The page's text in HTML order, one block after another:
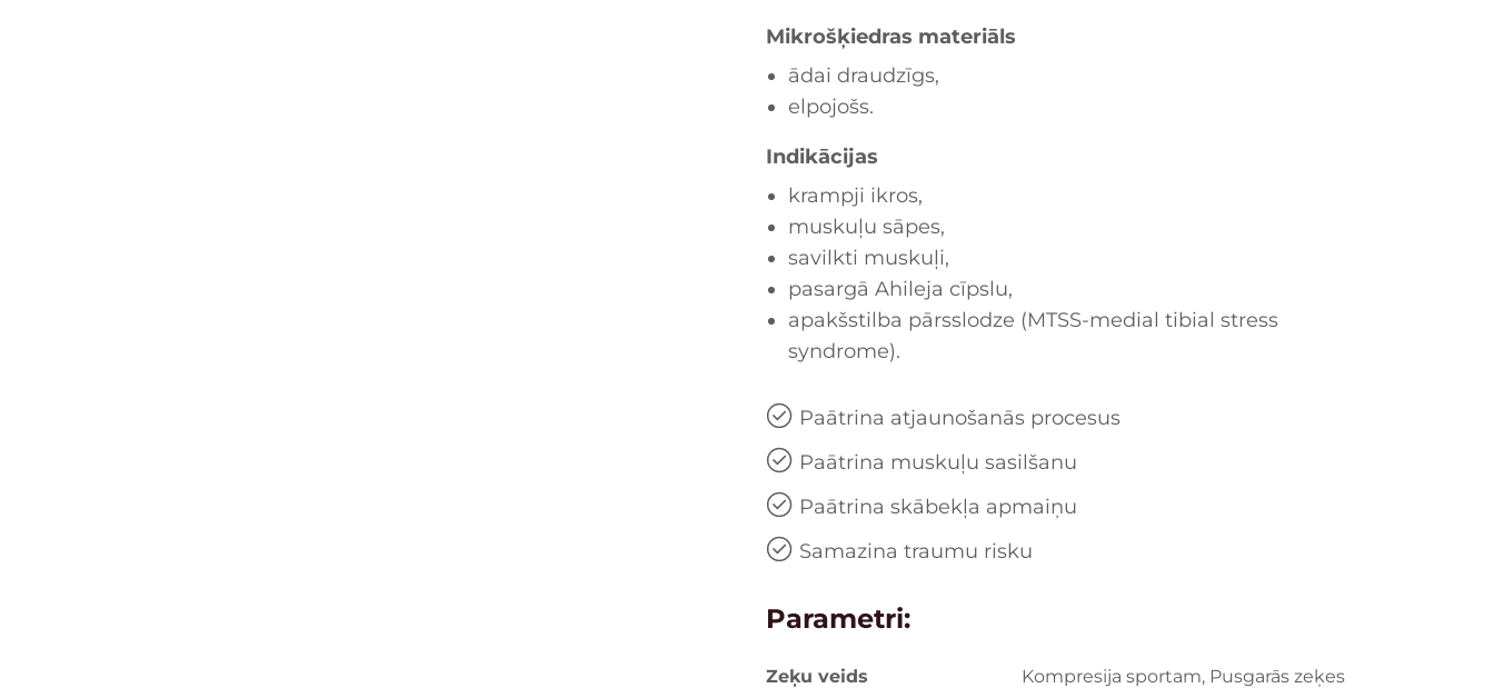
Mikrošķiedras materiāls
ādai draudzīgs,
elpojošs.
Indikācijas
krampji ikros,
muskuļu sāpes,
savilkti muskuļi,
pasargā Ahileja cīpslu,
apakšstilba pārsslodze (MTSS-medial tibial stress
syndrome).
Paātrina atjaunošanās procesus
Paātrina muskuļu sasilšanu
Paātrina skābekļa apmaiņu
Samazina traumu risku
Parametri:
Zeķu veids Kompresija sportam, Pusgarās zeķes